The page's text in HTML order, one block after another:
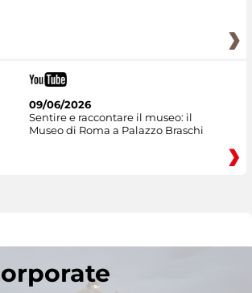
09/06/2026
Sentire e raccontare il museo: il
Museo di Roma a Palazzo Braschi